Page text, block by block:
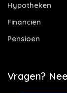
Hypotheken
Financiën
Pensioen
Vragen?